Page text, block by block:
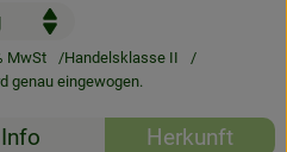
MwSt
Handelsklasse II
genau eingewogen.
Info Herkunft